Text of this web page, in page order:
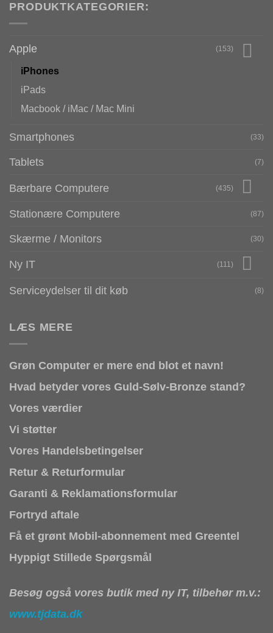
PRODUKTKATEGORIER:
Apple (153)
iPhones
iPads
Macbook / iMac / Mac Mini
Smartphones (33)
Tablets (7)
Bærbare Computere (435)
Stationære Computere (87)
Skærme / Monitors (30)
Ny IT (111)
Serviceydelser til dit køb (8)
LÆS MERE
Grøn Computer er mere end blot et navn!
Hvad betyder vores Guld-Sølv-Bronze stand?
Vores værdier
Vi støtter
Vores Handelsbetingelser
Retur & Returformular
Garanti & Reklamationsformular
Fortryd aftale
Få et grønt Mobil-abonnement med Greentel
Hyppigt Stillede Spørgsmål
Besøg også vores butik med ny IT, tilbehør m.v.:
www.tjdata.dk